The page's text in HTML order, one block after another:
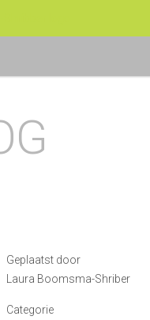
Geplaatst door
Laura Boomsma-Shriber
Categorie